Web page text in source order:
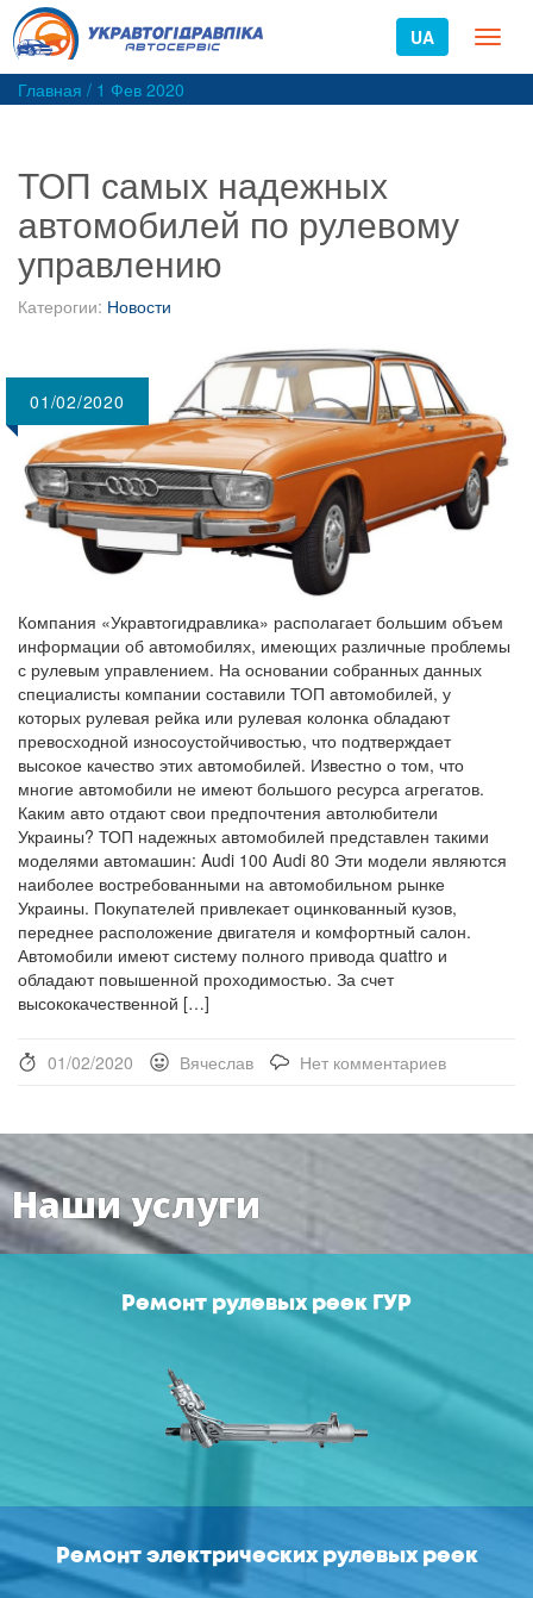
UA
Главная / 1 Фев 2020
ТОП самых надежных
автомобилей по рулевому
управлению
Катерогии: Новости
01/02/2020
Компания «Укравтогидравлика» располагает большим объем
информации об автомобилях, имеющих различные проблемы
с рулевым управлением. На основании собранных данных
специалисты компании составили ТОП автомобилей, у
которых рулевая рейка или рулевая колонка обладают
превосходной износоустойчивостью, что подтверждает
высокое качество этих автомобилей. Известно о том, что
многие автомобили не имеют большого ресурса агрегатов.
Каким авто отдают свои предпочтения автолюбители
Украины? ТОП надежных автомобилей представлен такими
моделями автомашин: Audi 100 Audi 80 Эти модели являются
наиболее востребованными на автомобильном рынке
Украины. Покупателей привлекает оцинкованный кузов,
переднее расположение двигателя и комфортный салон.
Автомобили имеют систему полного привода quattro и
обладают повышенной проходимостью. За счет
высококачественной […]
01/02/2020 Вячеслав Нет комментариев
Наши услуги
Ремонт рулевых реек ГУР
Ремонт электрических рулевых реек